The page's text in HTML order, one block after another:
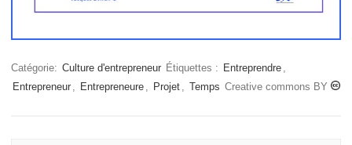
Catégorie: Culture d'entrepreneur Étiquettes : Entreprendre
Entrepreneur
Entrepreneure Projet Temps Creative commons BY